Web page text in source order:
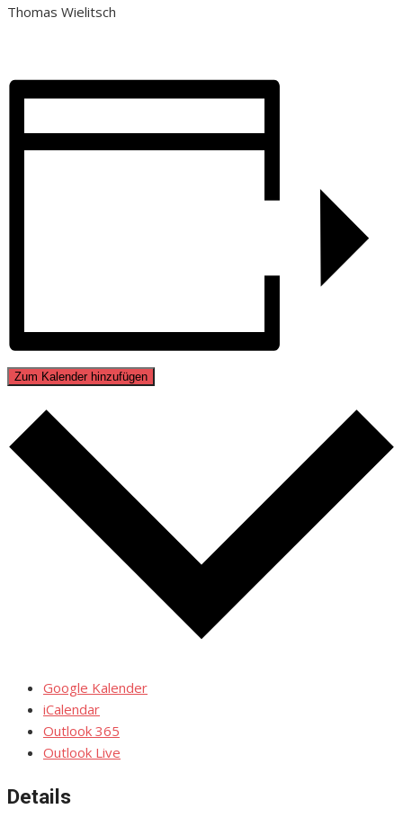
Thomas Wielitsch
Zum Kalender hinzufügen
Google Kalender
iCalendar
Outlook 365
Outlook Live
Details